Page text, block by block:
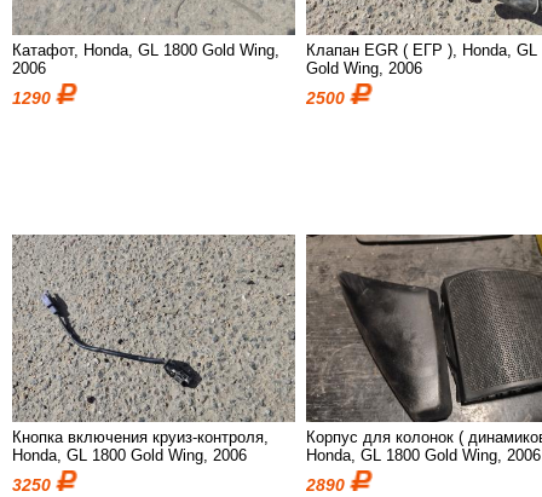
Катафот, Honda, GL 1800 Gold Wing,
2006
1290
Клапан EGR ( ЕГР ), Honda, GL
Gold Wing, 2006
2500
Кнопка включения круиз-контроля,
Honda, GL 1800 Gold Wing, 2006
3250
Корпус для колонок (
Honda, GL 1800 Gold Wing, 2006
2890